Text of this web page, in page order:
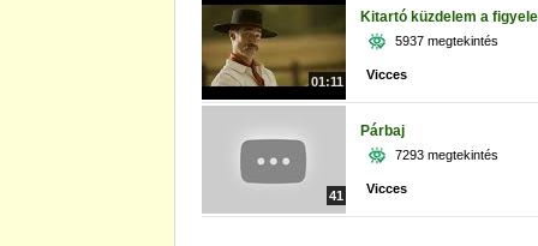
01:11
41
Kitartó küzdelem a
5937 megtekintés
Vicces
Párbaj
7293 megtekintés
Vicces